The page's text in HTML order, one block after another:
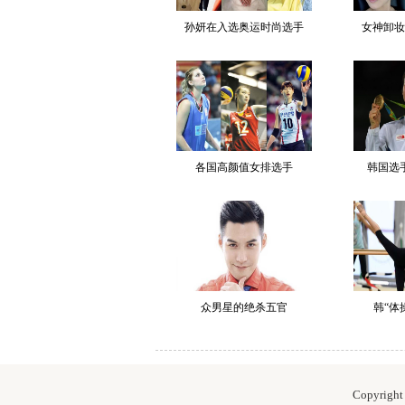
孙妍在入选奥运时尚选手 女神卸
各国高颜值女排选手 韩国选
众男星的绝杀五官 韩“体